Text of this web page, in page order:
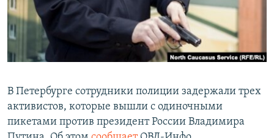
СОЦИАЛЬНЫЕ СЕТИ
Все сайты РСЕ/РС
В Петербурге сотрудники полиции задержали трех
активистов, которые вышли с одиночными
пикетами против президент России Владимира